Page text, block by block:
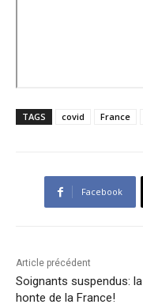
TAGS covid France
Facebook
Article précédent
Soignants suspendus: la
honte de la France!